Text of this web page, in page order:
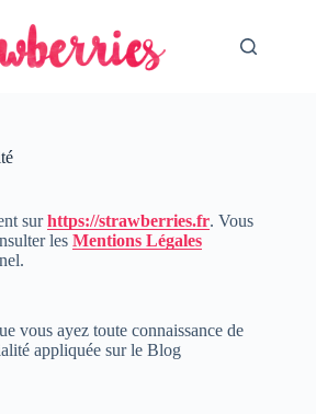
surhttps://strawberries.fr. Vous
les Mentions Légales
vous ayez toute connaissance de
appliquée sur le Blog